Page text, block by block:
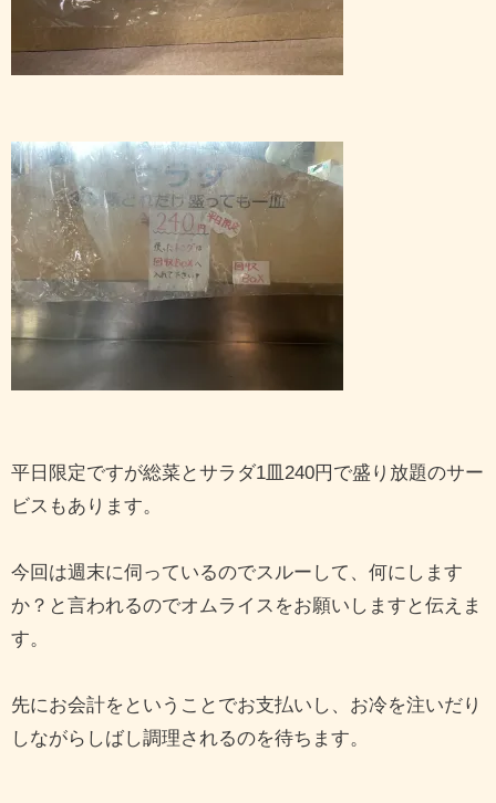
平日限定ですが総菜とサラダ1皿240円で盛り放題のサー
ビスもあります。
今回は週末に伺っているのでスルーして、何にします
か？と言われるのでオムライスをお願いしますと伝えま
す。
先にお会計をということでお支払いし、お冷を注いだり
しながらしばし調理されるのを待ちます。